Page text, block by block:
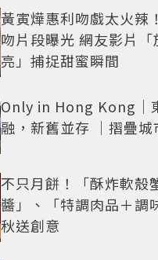
黃寅燁惠利吻戲太火辣
吻片段曝光 網友影片「
亮」捕捉甜蜜瞬間
Only in Hong Kong｜
融，新舊並存 ｜摺疊
不只月餅！「酥炸軟殼
醬」、「特調肉品＋調
秋送創意